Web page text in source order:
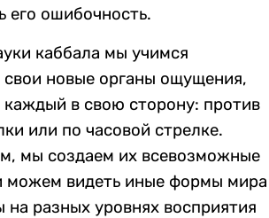
его ошибочность.
каббала мы учимся
свои новые органы ощущения,
каждый в свою сторону: против
или по часовой стрелке.
мы создаем их всевозможные
можем видеть иные формы мира
на разных уровнях восприятия